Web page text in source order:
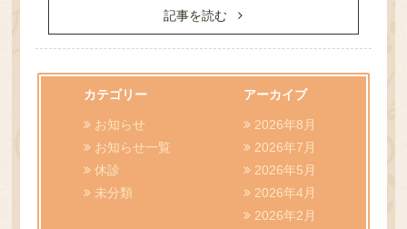
記事を読む
カテゴリー
お知らせ
お知らせ一覧
休診
未分類
アーカイブ
2026年8月
2026年7月
2026年5月
2026年4月
2026年2月
WEB予約